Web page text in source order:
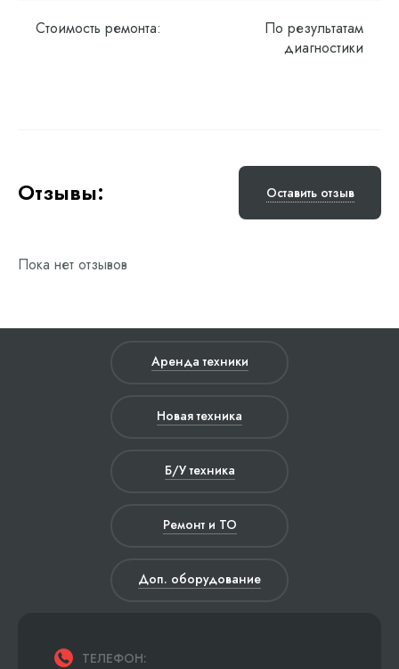
Стоимость ремонта:
По результатам
диагностики
Отзывы: Оставить отзыв
Пока нет отзывов
Аренда техники
Новая техника
Б/У техника
Ремонт и ТО
Доп. оборудование
ТЕЛЕФОН: